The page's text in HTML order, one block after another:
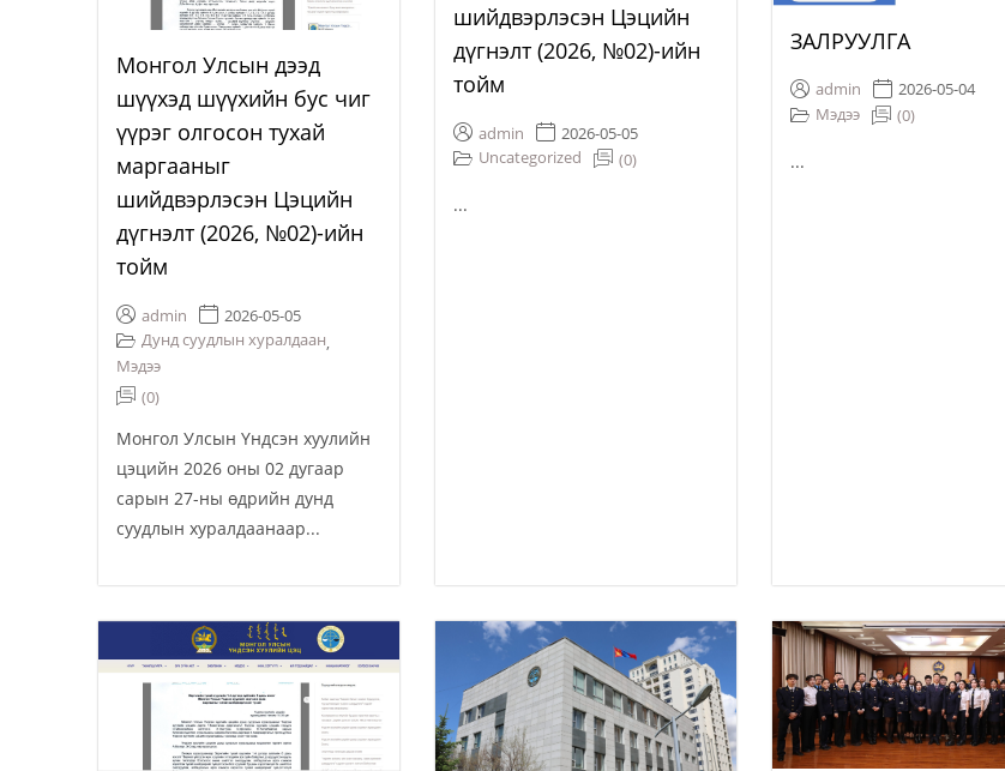
Монгол Улсын дээд
шүүхэд шүүхийн бус чиг
үүрэг олгосон тухай
маргааныг
шийдвэрлэсэн Цэцийн
дүгнэлт (2026, №02)-ийн
тойм
admin
2026-05-05
Дунд суудлын хуралдаан,
Мэдээ
(0)
Монгол Улсын Үндсэн хуулийн
цэцийн 2026 оны 02 дугаар
сарын 27-ны өдрийн дунд
суудлын хуралдаанаар...
шийдвэрлэсэн Цэцийн
дүгнэлт (2026, №02)-ийн
тойм
admin
2026-05-05
Uncategorized
(0)
...
ЗАЛРУУЛГА
admin
2026-05-04
Мэдээ
(0)
...